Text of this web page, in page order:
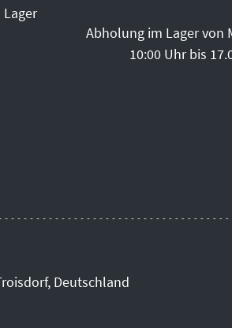
Abholung im Lager von
10:00 Uhr bis
Deutschland